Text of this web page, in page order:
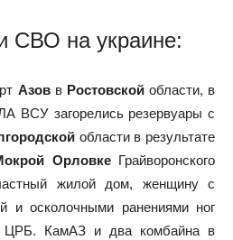
СВО на украине:
Азовв Ростовскойобласти, в
ВСУ загорелись резервуары с
области в результате
ОрловкеГрайворонского
частный жилой дом, женщину с
и осколочными ранениями ног
ЦРБ. КамАЗ и два комбайна в